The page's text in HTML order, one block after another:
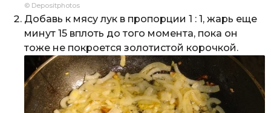
© Depositphotos
Добавь к мясу лук в пропорции 1 : 1, жарь еще
минут 15 вплоть до того момента, пока он
тоже не покроется золотистой корочкой.